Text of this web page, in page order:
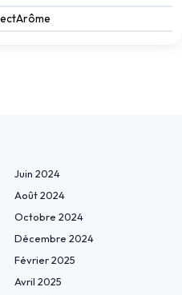
Juin 2024
Août 2024
Octobre 2024
Décembre 2024
Février 2025
Avril 2025